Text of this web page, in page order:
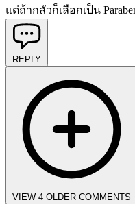
แต่ถ้ากลัวก็เลือกเป็น
REPLY
VIEW 4 OLDER COMMENTS